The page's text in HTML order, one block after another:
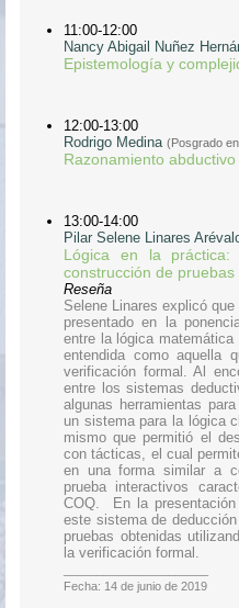
11:00-12:00
Nancy Abigail Nuñez
Epistemología y
12:00-13:00
Rodrigo Medina (Posgrado
Razonamiento
13:00-14:00
Pilar Selene Linares
Lógica en la
construcción de pruebas
Reseña
Selene Linares explicó
presentado en la
entre la lógica
entendida como aquella
verificación formal. Al
entre los sistemas
algunas herramientas
un sistema para la lógica
mismo que permitió el
con tácticas, el cual
en una forma similar a
prueba interactivos
COQ. En la
este sistema de
pruebas obtenidas
la verificación formal.
Fecha: 14 de junio de 2019